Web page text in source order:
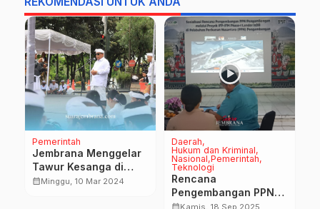
Pemerintah
Jembrana Menggelar
Tawur Kesanga di
Catus Pata Simpang
calendar_monthMinggu, 10 Mar 2024
Daerah
Hukum dan Kriminal
Nasional Pemerintah
Teknologi
Rencana
Pengembangan PPN
Pengambengan
calendar_monthKamis, 18 Sep 2025